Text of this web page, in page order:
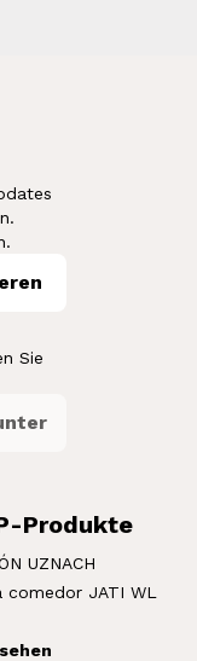
Sie
Produkte
UZNACH
comedor JATI WL